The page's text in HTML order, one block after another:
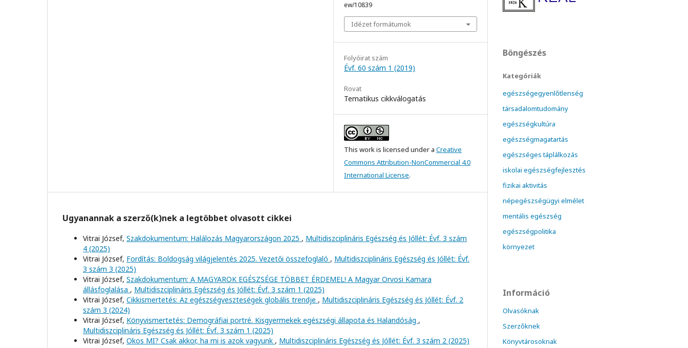
ew/10839
Idézet formátumok
Folyóirat szám
Évf. 60 szám 1 (2019)
Rovat
Tematikus cikkválogatás
This work is licensed under a Creative
Commons Attribution-NonCommercial 4.0
International License.
Ugyanannak a szerző(k)nek a legtöbbet olvasott cikkei
Vitrai József, Szakdokumentum: Halálozás Magyarországon 2025 , Multidiszciplináris Egészség és Jóllét: Évf. 3 szám
4 (2025)
Vitrai József, Fordítás: Boldogság világjelentés 2025. Vezetői összefoglaló , Multidiszciplináris Egészség és Jóllét: Évf.
3 szám 3 (2025)
Vitrai József, Szakdokumentum: A MAGYAROK EGÉSZSÉGE TÖBBET ÉRDEMEL! A Magyar Orvosi Kamara
állásfoglalása , Multidiszciplináris Egészség és Jóllét: Évf. 3 szám 1 (2025)
Vitrai József, Cikkismertetés: Az egészségveszteségek globális trendje , Multidiszciplináris Egészség és Jóllét: Évf. 2
szám 3 (2024)
Vitrai József, Könyvismertetés: Demográfiai portré. Kisgyermekek egészségi állapota és Halandóság ,
Multidiszciplináris Egészség és Jóllét: Évf. 3 szám 1 (2025)
Vitrai József, Okos MI? Csak akkor, ha mi is azok vagyunk , Multidiszciplináris Egészség és Jóllét: Évf. 3 szám 2 (2025)
Böngészés
Kategóriák
egészségegyenlőtlenség
társadalomtudomány
egészségkultúra
egészségmagatartás
egészséges táplálkozás
iskolai egészségfejlesztés
fizikai aktivitás
népegészségügyi elmélet
mentális egészség
egészségpolitika
környezet
Információ
Olvasóknak
Szerzőknek
Könyvtárosoknak